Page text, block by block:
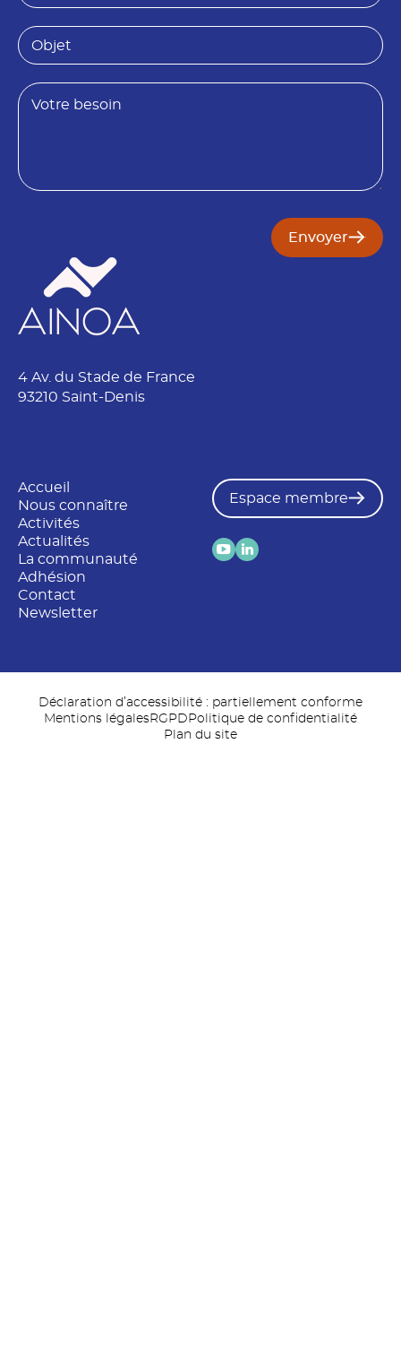
é
t
O
b
e
t
B
e
n
Envoyer
4 Av. du Stade de France
93210 Saint-Denis
Accueil
Nous connaître
Activités
Actualités
La communauté
Adhésion
Contact
Newsletter
Espace membre
Déclaration d’accessibilité : partiellement conforme
Mentions légalesRGPD Politique de confidentialité
Plan du site